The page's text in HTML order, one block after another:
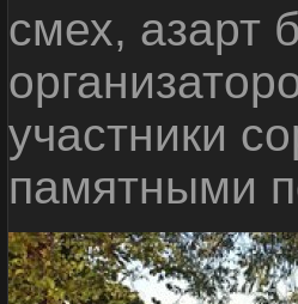
смех, азарт
участники
памятными